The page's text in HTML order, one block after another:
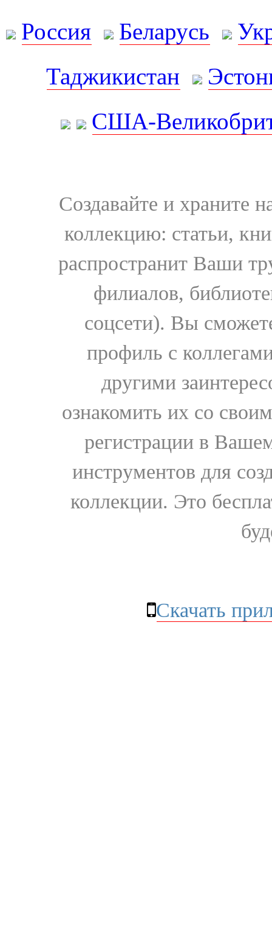
Россия Беларусь
Таджикистан
США-
Создавайте и храните
коллекцию: статьи,
распространит Ваши
филиалов,
соцсети). Вы
профиль с
другими
ознакомить их со
регистрации в
инструментов для
коллекции. Это
Скачать